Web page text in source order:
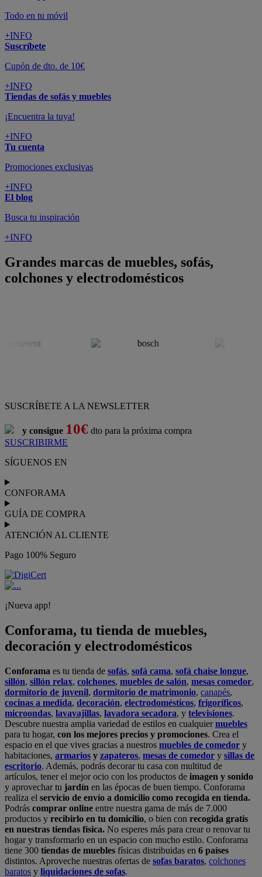
Todo en tu móvil
+INFO
Suscríbete
Cupón de dto. de 10€
+INFO
Tiendas de sofás y muebles
¡Encuentra la tuya!
+INFO
Tu cuenta
Promociones exclusivas
+INFO
El blog
Busca tu inspiración
+INFO
Grandes marcas de muebles, sofás,
colchones y electrodomésticos
SUSCRÍBETE A LA NEWSLETTER
y consigue 10€ dto para la próxima compra
SUSCRIBIRME
SÍGUENOS EN
CONFORAMA
GUÍA DE COMPRA
ATENCIÓN AL CLIENTE
Pago 100% Seguro
¡Nueva app!
Conforama, tu tienda de muebles,
decoración y electrodomésticos
Conforama es tu tienda de sofás, sofá cama, sofá chaise longue,
sillón, sillón relax, colchones, muebles de salón, mesas comedor,
dormitorio de juvenil, dormitorio de matrimonio, canapés,
cocinas a medida, decoración, electrodomésticos, frigoríficos,
microondas, lavavajillas, lavadora secadora, y televisiones.
Descubre nuestra amplia variedad de estilos en cualquiermuebles
para tu hogar, con los mejores precios y promociones. Crea el
espacio en el que vives gracias a nuestros muebles de comedor y
habitaciones, armarios y zapateros, mesas de comedor y sillas de
escritorio. Además, podrás decorar tu casa con multitud de
artículos, tener el mejor ocio con los productos de imagen y sonido
y aprovechar tu jardín en las épocas de buen tiempo. Conforama
realiza el servicio de envío a domicilio como recogida en tienda.
Podrás comprar online entre nuestra gama de más de 7.000
productos y recibirlo en tu domicilio, o bien con recogida gratis
en nuestras tiendas física. No esperes más para crear o renovar tu
hogar y transformarlo en un espacio con mucho estilo. Conforama
tiene 300 tiendas de muebles físicas distribuidas en 6 países
distintos. Aproveche nuestras ofertas de sofas baratos, colchones
baratos y liquidaciones de sofas.